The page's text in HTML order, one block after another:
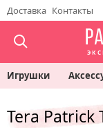
Доставка Контакты
Игрушки
Tera Patrick